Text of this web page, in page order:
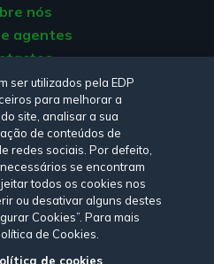
nós
agentes
Cliente
da energia
privacidade, Política de cookies
de Acessibilidade.
ser utilizados pela EDP
para melhorar a
site, analisar a sua
de conteúdos de
redes sociais. Por defeito,
se encontram
todos os cookies nos
ou desativar alguns destes
Cookies”. Para mais
de Cookies.
de cookies